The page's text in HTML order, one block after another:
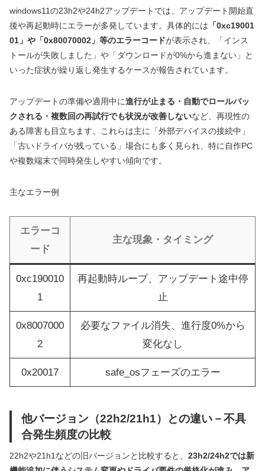
windows11の23h2や24h2アップデートでは、アップデート開始直
後や再起動時にエラーが多発しています。具体的には 「0xc19001
01」や「0x80070002」等のエラーコードが表示され、「インス
トールが失敗しました」や「ダウンロードが0%から進まない」と
いった症状が繰り返し発生するケースが報告されています。
アップデートの準備や適用中に進行が止まる・自動でロールバッ
クされる・複数回の再試行でも状況が改善しないなど、再現性の
ある障害も目立ちます。これらは主に「外部デバイスの接続中」
「古いドライバが残っている」場合にも多く見られ、特に自作PC
や複数端末で同時発生しやすい傾向です。
主なエラー例
エラーコ
ード
主な現象・タイミング
0xc190010
1
再起動時ループ、アップデート途中停
止
0x8007000
2
必要なファイル消失、進行度0%から
変化なし
0x20017 safe_osフェーズのエラー
他バージョン（22h2/21h1）との違い－不具
合発生頻度の比較
22h2や21h1などの旧バージョンと比較すると、 23h2/24h2では新